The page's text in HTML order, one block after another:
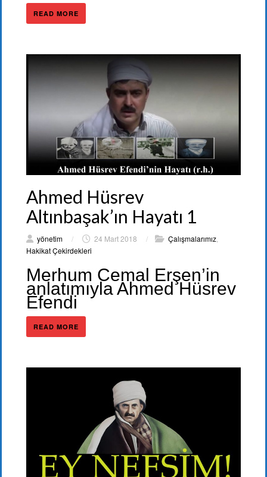
READ MORE
Ahmed Hüsrev
Altınbaşak’ın Hayatı 1
yönetim / 24 Mart 2018 / Çalışmalarımız
Hakikat Çekirdekleri
Merhum Cemal Erşen’in
anlatımıyla Ahmed Hüsrev
Efendi
READ MORE